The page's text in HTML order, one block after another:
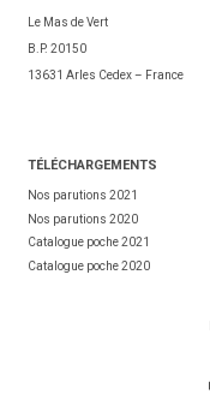
Le Mas de Vert
B.P. 20150
13631 Arles Cedex – France
TÉLÉCHARGEMENTS
Nos parutions 2021
Nos parutions 2020
Catalogue poche 2021
Catalogue poche 2020